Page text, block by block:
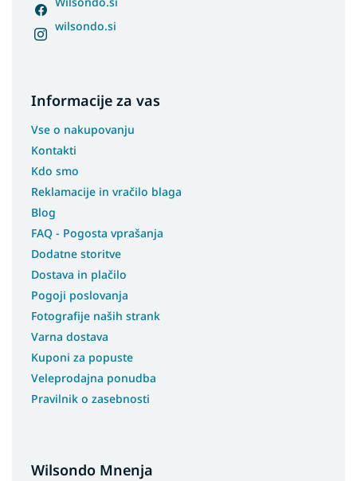
wilsondo.si
Informacije za vas
Vse o nakupovanju
Kontakti
Kdo smo
Reklamacije in vračilo blaga
Blog
FAQ - Pogosta vprašanja
Dodatne storitve
Dostava in plačilo
Pogoji poslovanja
Fotografije naših strank
Varna dostava
Kuponi za popuste
Veleprodajna ponudba
Pravilnik o zasebnosti
Wilsondo Mnenja